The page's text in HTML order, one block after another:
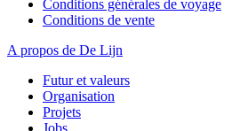
Conditions générales de voyage
Conditions de vente
A propos de De Lijn
Futur et valeurs
Organisation
Projets
Jobs